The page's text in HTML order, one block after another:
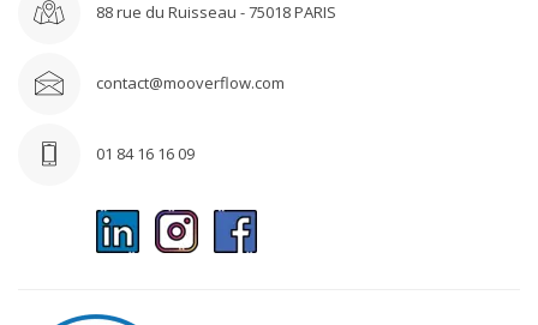
88 rue du Ruisseau - 75018 PARIS
contact@mooverflow.com
01 84 16 16 09